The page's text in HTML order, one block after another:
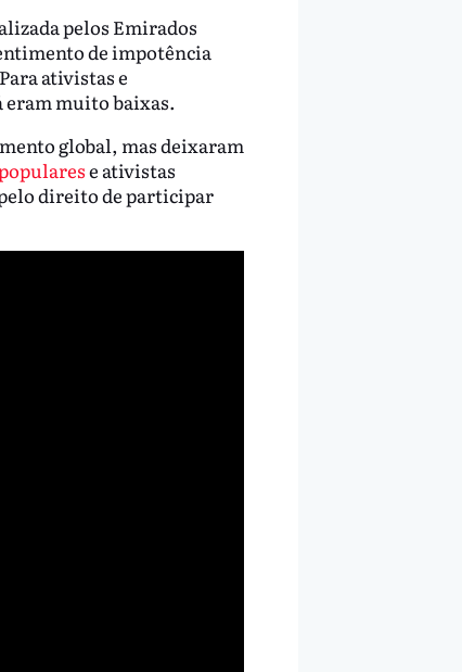
pelos Emirados
de impotência
ativistas e
eram muito baixas.
global, mas deixaram
e ativistas
direito de participar